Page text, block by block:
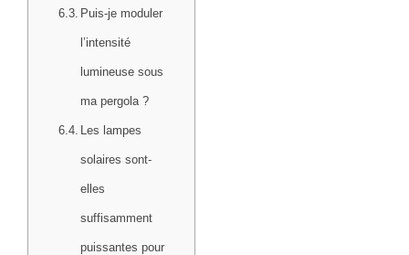
Puis-je moduler
l’intensité
lumineuse sous
ma pergola ?
Les lampes
solaires sont-
elles
suffisamment
puissantes pour